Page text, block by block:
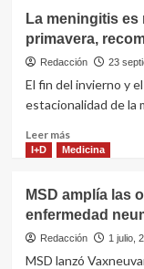
a
partir
de
los
años
el
serias
La meningitis
primavera,
Redacción 23
El fin del invierno y
estacionalidad de la
Leer másLeer
más
meningitis
es
más
probable
I+D Medicina
MSD amplía las
enfermedad
Redacción 1 julio,
MSD lanzó